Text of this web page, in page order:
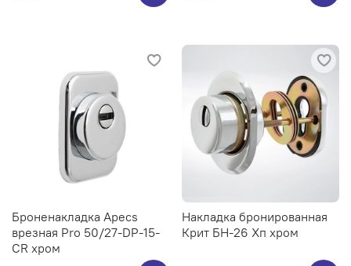
Броненакладка Apecs
врезная Pro 50/27-DP-15-
CR хром
Накладка бронированная
Крит БН-26 Хп хром